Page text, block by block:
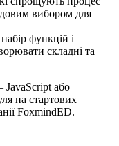
вибором для
функцій і
складні та
або
на стартових
FoxmindED.